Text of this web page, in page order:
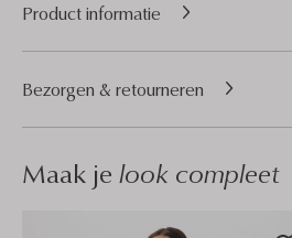
Product informatie
Bezorgen & retourneren
Maak je look compleet